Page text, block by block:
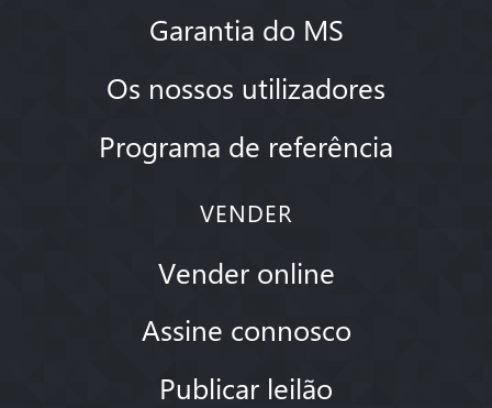
Garantia do MS
Os nossos utilizadores
Programa de referência
VENDER
Vender online
Assine connosco
Publicar leilão